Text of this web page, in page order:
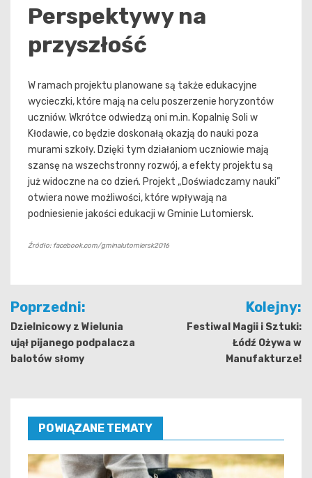
Perspektywy na
przyszłość
W ramach projektu planowane są także edukacyjne
wycieczki, które mają na celu poszerzenie horyzontów
uczniów. Wkrótce odwiedzą oni m.in. Kopalnię Soli w
Kłodawie, co będzie doskonałą okazją do nauki poza
murami szkoły. Dzięki tym działaniom uczniowie mają
szansę na wszechstronny rozwój, a efekty projektu są
już widoczne na co dzień. Projekt „Doświadczamy nauki”
otwiera nowe możliwości, które wpływają na
podniesienie jakości edukacji w Gminie Lutomiersk.
Źródło: facebook.com/gminalutomiersk2016
Nawigacja
wpisu
Poprzedni:
Dzielnicowy z Wielunia
ujął pijanego podpalacza
balotów słomy
Kolejny:
Festiwal Magii i Sztuki:
Łódź Ożywa w
Manufakturze!
POWIĄZANE TEMATY